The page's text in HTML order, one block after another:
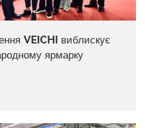
VEICHI виблискує
ярмарку